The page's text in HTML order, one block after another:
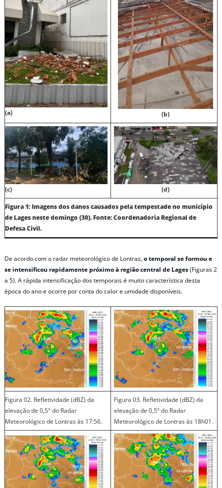
(a) (b)
(c) (d)
Figura 1: Imagens dos danos causados pela tempestade no município
de Lages neste domingo (30). Fonte: Coordenadoria Regional de
Defesa Civil.
De acordo com o radar meteorológico de Lontras,o temporal se formou e
se intensificou rapidamente próximo à região central de Lages(Figuras 2
a 5). A rápida intensificação dos temporais é muito característica desta
época do ano e ocorre por conta do calor e umidade disponíveis.
Figura 02. Refletividade (dBZ) da
elevação de 0,5° do Radar
Meteorológico de Lontras às 17:56.
Figura 03. Refletividade (dBZ) da
elevação de 0,5° do Radar
Meteorológico de Lontras às 18h01.